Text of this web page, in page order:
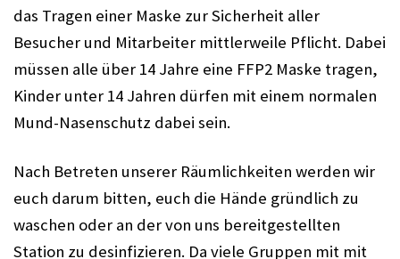
das Tragen einer Maske zur Sicherheit aller
Besucher und Mitarbeiter mittlerweile Pflicht. Dabei
müssen alle über 14 Jahre eine FFP2 Maske tragen,
Kinder unter 14 Jahren dürfen mit einem normalen
Mund-Nasenschutz dabei sein.
Nach Betreten unserer Räumlichkeiten werden wir
euch darum bitten, euch die Hände gründlich zu
waschen oder an der von uns bereitgestellten
Station zu desinfizieren. Da viele Gruppen mit mit